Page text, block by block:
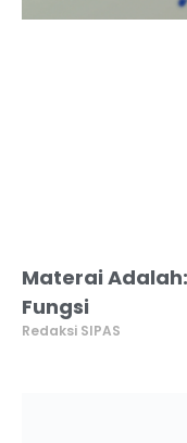
Materai
Fungsi
Redaksi SIPAS